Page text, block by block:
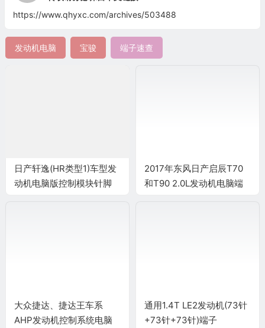
https://www.qhyxc.com/archives/503488
发动机电脑 宝骏 端子速查
日产轩逸(HR类型1)车型发
动机电脑版控制模块针脚
2017年东风日产启辰T70
和T90 2.0L发动机电脑端
大众捷达、捷达王车系
AHP发动机控制系统电脑
通用1.4T LE2发动机(73针
+73针+73针)端子